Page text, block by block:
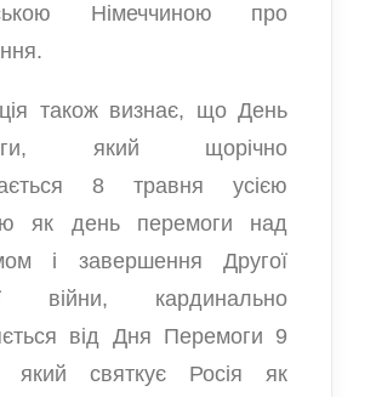
Німеччиною про
також визнає, що День
який щорічно
8 травня усією
як день перемоги над
і завершення Другої
війни, кардинально
від Дня Перемоги 9
який святкує Росія як